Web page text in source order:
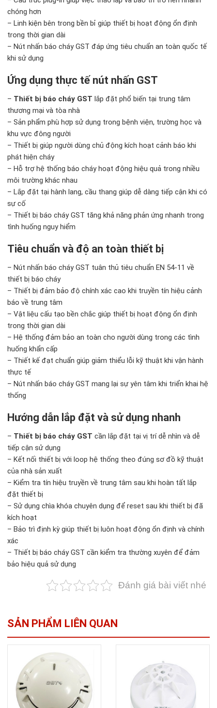
chóng hơn
– Linh kiện bên trong bền bỉ giúp thiết bị hoạt động ổn định
trong thời gian dài
– Nút nhấn báo cháy GST đáp ứng tiêu chuẩn an toàn quốc tế
khi sử dụng
Ứng dụng thực tế nút nhấn GST
– Thiết bị báo cháy GST lắp đặt phổ biến tại trung tâm
thương mại và tòa nhà
– Sản phẩm phù hợp sử dụng trong bệnh viện, trường học và
khu vực đông người
– Thiết bị giúp người dùng chủ động kích hoạt cảnh báo khi
phát hiện cháy
– Hỗ trợ hệ thống báo cháy hoạt động hiệu quả trong nhiều
môi trường khác nhau
– Lắp đặt tại hành lang, cầu thang giúp dễ dàng tiếp cận khi có
sự cố
– Thiết bị báo cháy GST tăng khả năng phản ứng nhanh trong
tình huống nguy hiểm
Tiêu chuẩn và độ an toàn thiết bị
– Nút nhấn báo cháy GST tuân thủ tiêu chuẩn EN 54-11 về
thiết bị báo cháy
– Thiết bị đảm bảo độ chính xác cao khi truyền tín hiệu cảnh
báo về trung tâm
– Vật liệu cấu tạo bền chắc giúp thiết bị hoạt động ổn định
trong thời gian dài
– Hệ thống đảm bảo an toàn cho người dùng trong các tình
huống khẩn cấp
– Thiết kế đạt chuẩn giúp giảm thiểu lỗi kỹ thuật khi vận hành
thực tế
– Nút nhấn báo cháy GST mang lại sự yên tâm khi triển khai hệ
thống
Hướng dẫn lắp đặt và sử dụng nhanh
– Thiết bị báo cháy GST cần lắp đặt tại vị trí dễ nhìn và dễ
tiếp cận sử dụng
– Kết nối thiết bị với loop hệ thống theo đúng sơ đồ kỹ thuật
của nhà sản xuất
– Kiểm tra tín hiệu truyền về trung tâm sau khi hoàn tất lắp
đặt thiết bị
– Sử dụng chìa khóa chuyên dụng để reset sau khi thiết bị đã
kích hoạt
– Bảo trì định kỳ giúp thiết bị luôn hoạt động ổn định và chính
xác
– Thiết bị báo cháy GST cần kiểm tra thường xuyên để đảm
bảo hiệu quả sử dụng
Đánh giá bài viết nhé
SẢN PHẨM LIÊN QUAN